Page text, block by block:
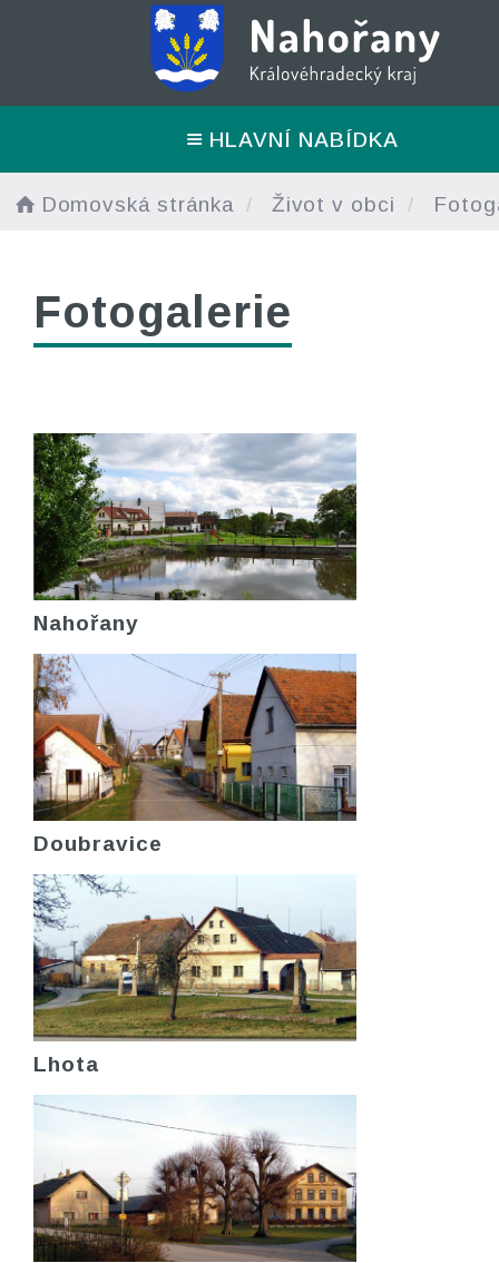
HLAVNÍ NABÍDKA
Domovská stránka Život v obci
Fotogalerie
Nahořany
Doubravice
Lhota